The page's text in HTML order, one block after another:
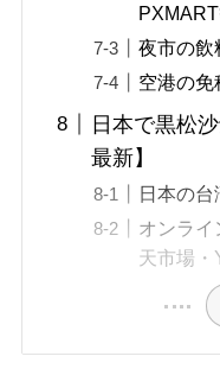
PXMART
夜市の飲
空港の免
日本で黒松
最新】
日本の
オンライ
天市場・